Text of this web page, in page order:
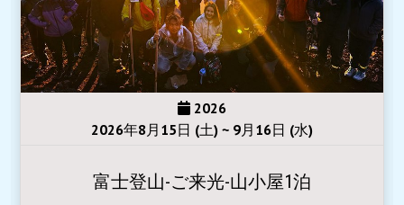
2026
2026年8月15日 (土) ~ 9月16日 (水)
富士登山-ご来光-山小屋1泊